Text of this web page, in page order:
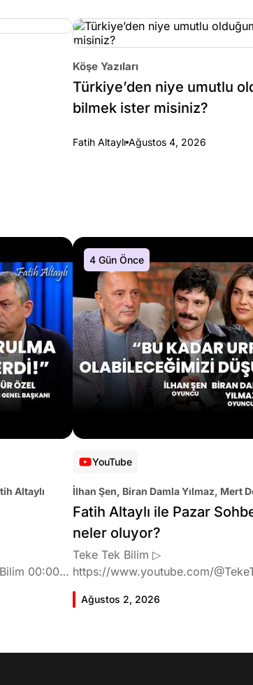
Köşe Yazıları
Türkiye’den niye umutlu
bilmek ister misiniz?
Fatih Altaylı Ağustos 4, 2026
Altaylı
kimin
sinyalini
garantisi
4 Gün Önce
YouTube
İlhan Şen, Biran Damla Yılmaz, Mert
Fatih Altaylı ile Pazar
neler oluyor?
Teke Tek Bilim ▷
https://www.youtube.com/
Giriş 02:46 Biran Damla Yılmaz
geldiğinde neler hissetti? 05:41
neler kattı? 17:52 İlhan Şen,
Ağustos 2, 2026